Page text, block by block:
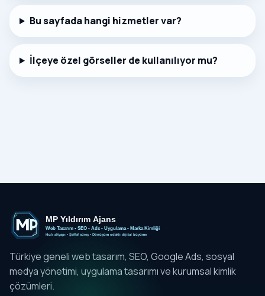
Bu sayfada hangi hizmetler var?
İlçeye özel görseller de kullanılıyor mu?
Türkiye geneli web tasarım, SEO, Google Ads, sosyal
medya yönetimi, uygulama tasarımı ve kurumsal kimlik
çözümleri.